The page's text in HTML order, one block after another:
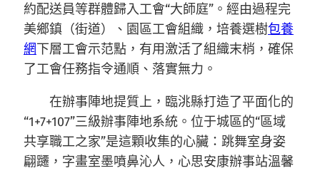
約配送員等群體歸入工會“大師庭”。經由過程完
美鄉鎮（街道）、園區工會組織，培養選樹包養
網下層工會示范點，有用激活了組織末梢，確保
了工會任務指令通順、落實無力。
在辦事陣地提質上，臨洮縣打造了平面化的
“1+7+107”三級辦事陣地系統。位于城區的“區域
共享職工之家”是這顆收集的心臟：跳舞室身姿
翩躚，字畫室墨噴鼻沁人，心思安康辦事站溫馨